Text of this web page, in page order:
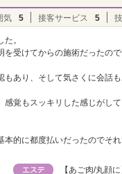
気 5 接客サービス 5
。
受けてからの施術だったので
あり、そして気さくに会話
感覚もスッキリした感じがし
本的に都度払いだったのでそ
【あご肉/丸顔